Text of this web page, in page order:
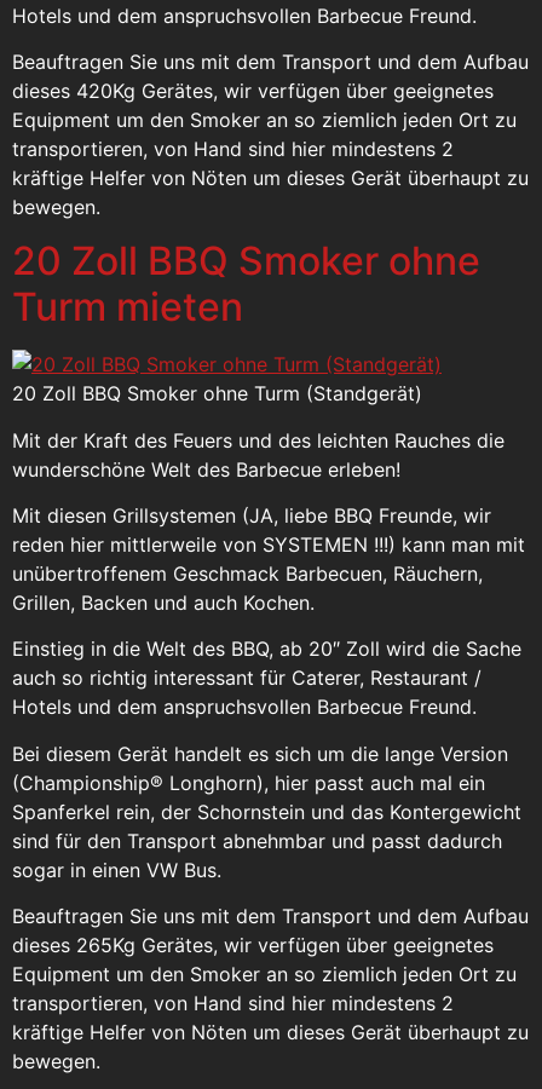
Hotels und dem anspruchsvollen Barbecue Freund.
Beauftragen Sie uns mit dem Transport und dem Aufbau
dieses 420Kg Gerätes, wir verfügen über geeignetes
Equipment um den Smoker an so ziemlich jeden Ort zu
transportieren, von Hand sind hier mindestens 2
kräftige Helfer von Nöten um dieses Gerät überhaupt zu
bewegen.
20 Zoll BBQ Smoker ohne
Turm mieten
20 Zoll BBQ Smoker ohne Turm (Standgerät)
Mit der Kraft des Feuers und des leichten Rauches die
wunderschöne Welt des Barbecue erleben!
Mit diesen Grillsystemen (JA, liebe BBQ Freunde, wir
reden hier mittlerweile von SYSTEMEN !!!) kann man mit
unübertroffenem Geschmack Barbecuen, Räuchern,
Grillen, Backen und auch Kochen.
Einstieg in die Welt des BBQ, ab 20″ Zoll wird die Sache
auch so richtig interessant für Caterer, Restaurant /
Hotels und dem anspruchsvollen Barbecue Freund.
Bei diesem Gerät handelt es sich um die lange Version
(Championship® Longhorn), hier passt auch mal ein
Spanferkel rein, der Schornstein und das Kontergewicht
sind für den Transport abnehmbar und passt dadurch
sogar in einen VW Bus.
Beauftragen Sie uns mit dem Transport und dem Aufbau
dieses 265Kg Gerätes, wir verfügen über geeignetes
Equipment um den Smoker an so ziemlich jeden Ort zu
transportieren, von Hand sind hier mindestens 2
kräftige Helfer von Nöten um dieses Gerät überhaupt zu
bewegen.